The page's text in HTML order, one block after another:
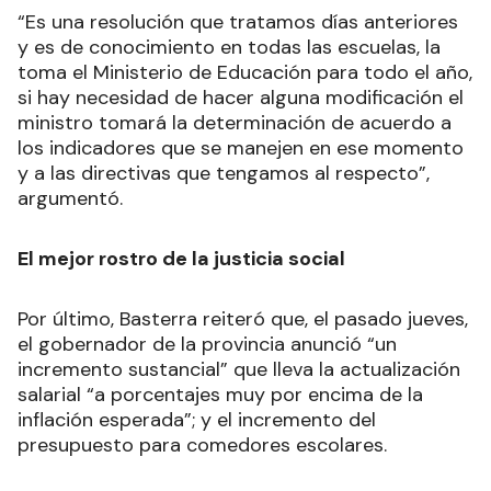
“Es una resolución que tratamos días anteriores
y es de conocimiento en todas las escuelas, la
toma el Ministerio de Educación para todo el año,
si hay necesidad de hacer alguna modificación el
ministro tomará la determinación de acuerdo a
los indicadores que se manejen en ese momento
y a las directivas que tengamos al respecto”,
argumentó.
El mejor rostro de la justicia social
Por último, Basterra reiteró que, el pasado jueves,
el gobernador de la provincia anunció “un
incremento sustancial” que lleva la actualización
salarial “a porcentajes muy por encima de la
inflación esperada”; y el incremento del
presupuesto para comedores escolares.